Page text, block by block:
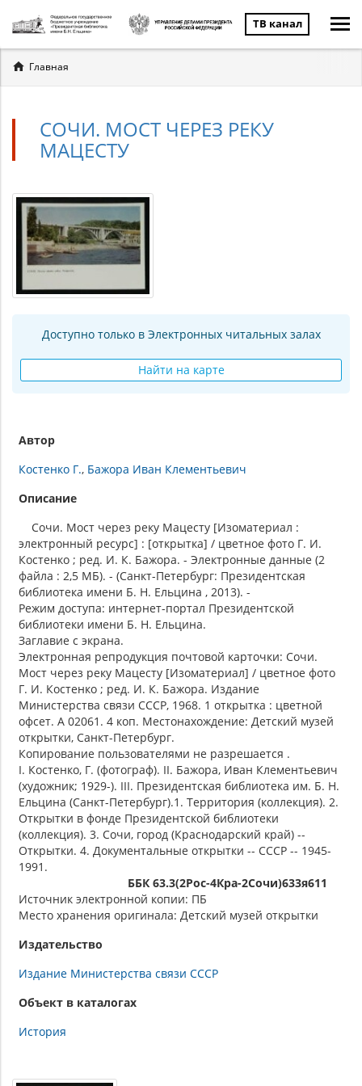
ТВ канал
Вы
здесь
Главная
СОЧИ. МОСТ ЧЕРЕЗ РЕКУ
МАЦЕСТУ
Доступно только в Электронных читальных залах
Найти на карте
Автор
Костенко Г. Бажора Иван Клементьевич
Описание
Сочи. Мост через реку Мацесту [Изоматериал :
электронный ресурс] : [открытка] / цветное фото Г. И.
Костенко ; ред. И. К. Бажора. - Электронные данные (2
файла : 2,5 МБ). - (Санкт-Петербург: Президентская
библиотека имени Б. Н. Ельцина , 2013). -
Режим доступа: интернет-портал Президентской
библиотеки имени Б. Н. Ельцина.
Заглавие с экрана.
Электронная репродукция почтовой карточки: Сочи.
Мост через реку Мацесту [Изоматериал] / цветное фото
Г. И. Костенко ; ред. И. К. Бажора. Издание
Министерства связи СССР, 1968. 1 открытка : цветной
офсет. А 02061. 4 коп. Местонахождение: Детский музей
открытки, Санкт-Петербург.
Копирование пользователями не разрешается .
I. Костенко, Г. (фотограф). II. Бажора, Иван Клементьевич
(художник; 1929-). III. Президентская библиотека им. Б. Н.
Ельцина (Санкт-Петербург).1. Территория (коллекция). 2.
Открытки в фонде Президентской библиотеки
(коллекция). 3. Сочи, город (Краснодарский край) --
Открытки. 4. Документальные открытки -- СССР -- 1945-
1991.
ББК 63.3(2Рос-4Кра-2Сочи)633я611
Источник электронной копии: ПБ
Место хранения оригинала: Детский музей открытки
Издательство
Издание Министерства связи СССР
Объект в каталогах
История